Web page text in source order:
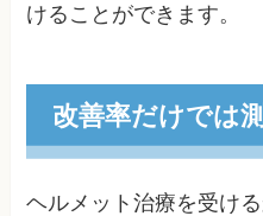
けることができます。
改善率だけでは
ヘルメット治療を受け